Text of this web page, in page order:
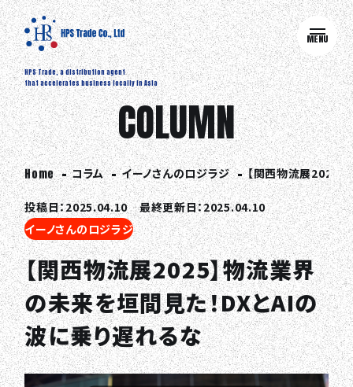
HPS Trade, a distribution agent
that accelerates business locally in Asia
MENU
COLUMN
Home コラム イーノさんのロジラジ 【関西物流展2025
投稿日：2025.04.10 最終更新日：2025.04.10
イーノさんのロジラジ
【関西物流展2025】物流業界
の未来を垣間見た！DXとAIの
波に乗り遅れるな